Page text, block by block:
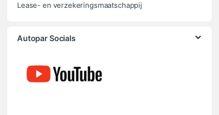
Lease- en verzekeringsmaatschappij
Autopar Socials